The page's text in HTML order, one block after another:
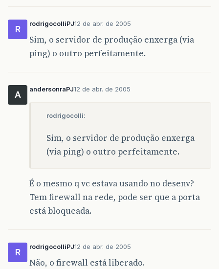
R
rodrigocolliPJ12 de abr. de 2005
Sim, o servidor de produção enxerga (via
ping) o outro perfeitamente.
A
andersonraPJ12 de abr. de 2005
rodrigocolli:
Sim, o servidor de produção enxerga
(via ping) o outro perfeitamente.
É o mesmo q vc estava usando no desenv?
Tem firewall na rede, pode ser que a porta
está bloqueada.
R
rodrigocolliPJ12 de abr. de 2005
Não, o firewall está liberado.